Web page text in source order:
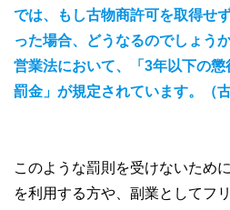
では、もし古物商許可を取得せ
った場合、どうなるのでしょう
営業法において、「3年以下の
罰金」が規定されています。（
このような罰則を受けないため
を利用する方や、副業としてフ